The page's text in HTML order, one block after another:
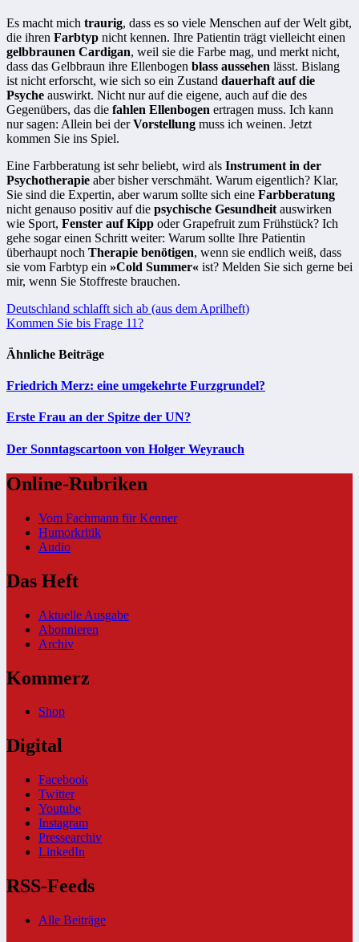
Es macht mich traurig, dass es so viele Menschen auf der Welt gibt,
die ihren Farbtyp nicht kennen. Ihre Patientin trägt vielleicht einen
gelbbraunen Cardigan, weil sie die Farbe mag, und merkt nicht,
dass das Gelbbraun ihre Ellenbogen blass aussehen lässt. Bislang
ist nicht erforscht, wie sich so ein Zustand dauerhaft auf die
Psyche auswirkt. Nicht nur auf die eigene, auch auf die des
Gegenübers, das die fahlen Ellenbogen ertragen muss. Ich kann
nur sagen: Allein bei derVorstellung muss ich weinen. Jetzt
kommen Sie ins Spiel.
Eine Farbberatung ist sehr beliebt, wird als Instrument in der
Psychotherapie aber bisher verschmäht. Warum eigentlich? Klar,
Sie sind die Expertin, aber warum sollte sich eine Farbberatung
nicht genauso positiv auf die psychische Gesundheit auswirken
wie Sport, Fenster auf Kipp oder Grapefruit zum Frühstück? Ich
gehe sogar einen Schritt weiter: Warum sollte Ihre Patientin
überhaupt noch Therapie benötigen, wenn sie endlich weiß, dass
sie vom Farbtyp ein »Cold Summer« ist? Melden Sie sich gerne bei
mir, wenn Sie Stoffreste brauchen.
Beitragsnavigation
Deutschland schlafft sich ab (aus dem Aprilheft)
Kommen Sie bis Frage 11?
Ähnliche Beiträge
Friedrich Merz: eine umgekehrte Furzgrundel?
Erste Frau an der Spitze der UN?
Der Sonntagscartoon von Holger Weyrauch
Online-Rubriken
Vom Fachmann für Kenner
Humorkritik
Audio
Das Heft
Aktuelle Ausgabe
Abonnieren
Archiv
Kommerz
Shop
Digital
Facebook
Twitter
Youtube
Instagram
Pressearchiv
LinkedIn
RSS-Feeds
Alle Beiträge